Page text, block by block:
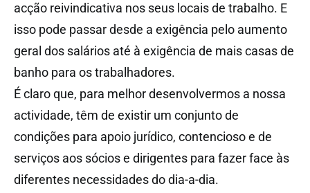
acção reivindicativa nos seus locais de trabalho. E
isso pode passar desde a exigência pelo aumento
geral dos salários até à exigência de mais casas de
banho para os trabalhadores.
É claro que, para melhor desenvolvermos a nossa
actividade, têm de existir um conjunto de
condições para apoio jurídico, contencioso e de
serviços aos sócios e dirigentes para fazer face às
diferentes necessidades do dia-a-dia.